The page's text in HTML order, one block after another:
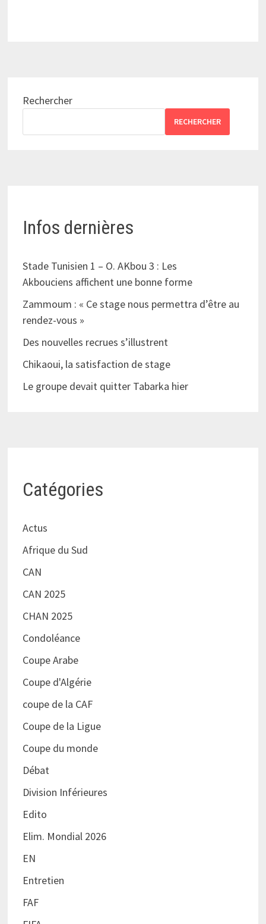
Rechercher
RECHERCHER
Infos dernières
Stade Tunisien 1 – O. AKbou 3 : Les
Akbouciens affichent une bonne forme
Zammoum : « Ce stage nous permettra d’être au
rendez-vous »
Des nouvelles recrues s’illustrent
Chikaoui, la satisfaction de stage
Le groupe devait quitter Tabarka hier
Catégories
Actus
Afrique du Sud
CAN
CAN 2025
CHAN 2025
Condoléance
Coupe Arabe
Coupe d'Algérie
coupe de la CAF
Coupe de la Ligue
Coupe du monde
Débat
Division Inférieures
Edito
Elim. Mondial 2026
EN
Entretien
FAF